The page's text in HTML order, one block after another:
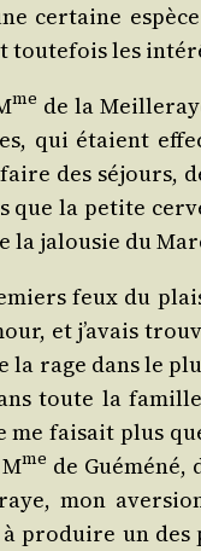
cer­taine
tou­te­fois les
me de la
qui étaient
des séjours,
que la petite
la jalou­sie du
feux du
et j’avais
la rage dans le
toute la
me fai­sait plus
me de Gué­mé­né,
mon
pro­duire un des